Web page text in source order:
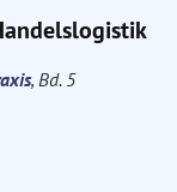
, Bd. 5